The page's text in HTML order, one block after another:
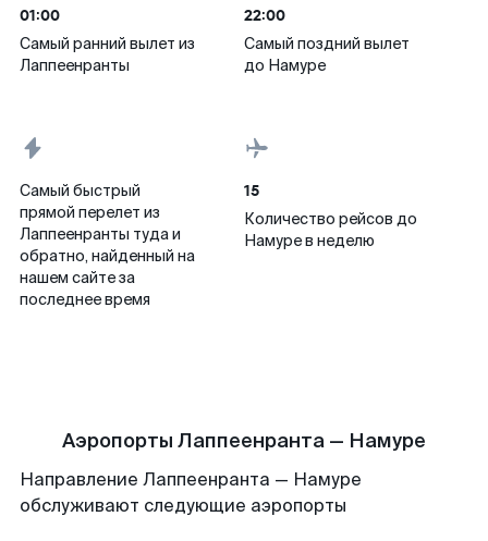
01:00
Самый ранний вылет из
Лаппеенранты
22:00
Самый поздний вылет
до Намуре
Самый быстрый
прямой перелет из
Лаппеенранты туда и
обратно, найденный на
нашем сайте за
последнее время
15
Количество рейсов до
Намуре в неделю
Аэропорты Лаппеенранта — Намуре
Направление Лаппеенранта — Намуре
обслуживают следующие аэропорты